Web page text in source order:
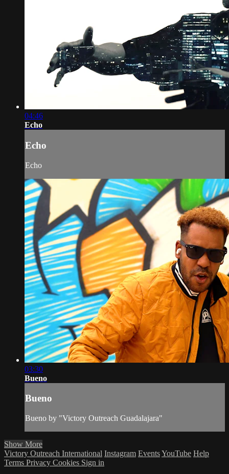
04:46
Echo
Echo
Echo
03:30
Bueno
Bueno
Bueno by "Victory Outreach Guadalajara"
Show More
Victory Outreach International Instagram EventsYouTube Help
Terms Privacy Cookies Sign in